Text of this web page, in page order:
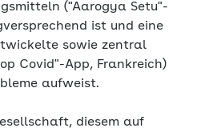
("Aarogya Setu"-
ist und eine
sowie zentral
Covid"-App, Frankreich)
aufweist.
diesem auf